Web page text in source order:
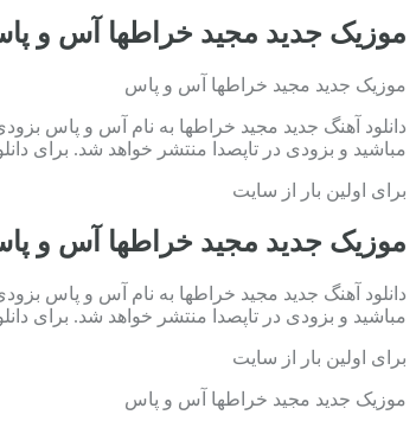
موزیک جدید مجید خراطها آس و
موزیک جدید مجید خراطها آس و پاس
مباشید و بزودی در تاپصدا منتشر خواهد شد. برای
برای اولین بار از سایت
موزیک جدید مجید خراطها آس و
مباشید و بزودی در تاپصدا منتشر خواهد شد. برای
برای اولین بار از سایت
موزیک جدید مجید خراطها آس و پاس